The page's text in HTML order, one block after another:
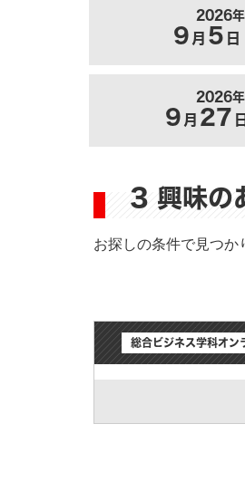
2026年
9月 5 日
2026年
9月 27
3 興味の
お探しの条件で見つか
総合ビジネス学科オン